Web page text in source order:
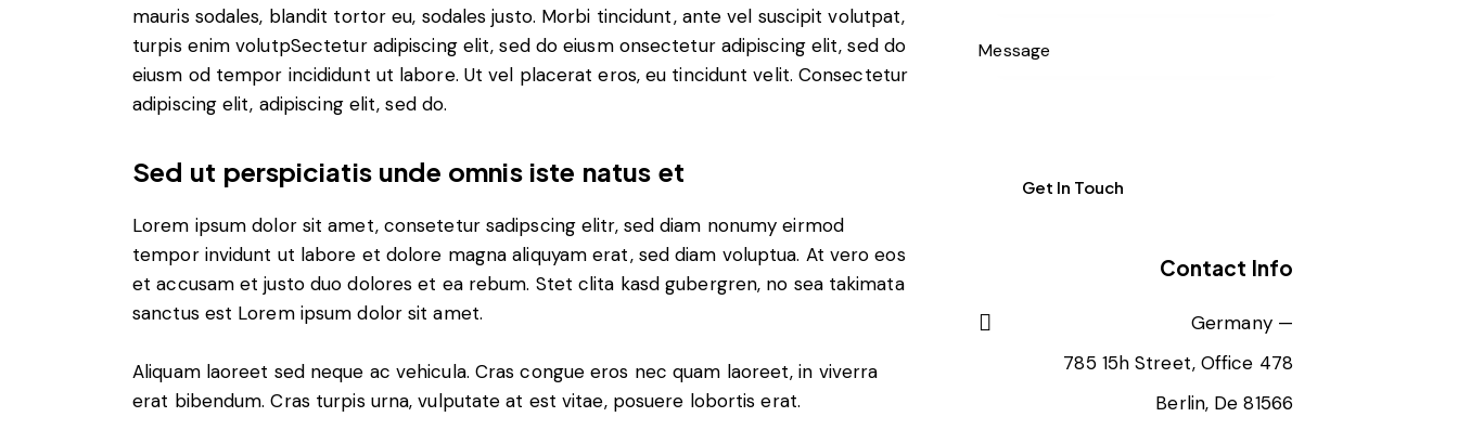
mauris sodales, blandit tortor eu, sodales justo. Morbi tincidunt, ante vel suscipit volutpat,
turpis enim volutpSectetur adipiscing elit, sed do eiusm onsectetur adipiscing elit, sed do
eiusm od tempor incididunt ut labore. Ut vel placerat eros, eu tincidunt velit. Consectetur
adipiscing elit, adipiscing elit, sed do.
Sed ut perspiciatis unde omnis iste natus et
Lorem ipsum dolor sit amet, consetetur sadipscing elitr, sed diam nonumy eirmod
tempor invidunt ut labore et dolore magna aliquyam erat, sed diam voluptua. At vero eos
et accusam et justo duo dolores et ea rebum. Stet clita kasd gubergren, no sea takimata
sanctus est Lorem ipsum dolor sit amet.
Aliquam laoreet sed neque ac vehicula. Cras congue eros nec quam laoreet, in viverra
erat bibendum. Cras turpis urna, vulputate at est vitae, posuere lobortis erat.
Contact Info
Germany —
785 15h Street, Office 478
Berlin, De 81566